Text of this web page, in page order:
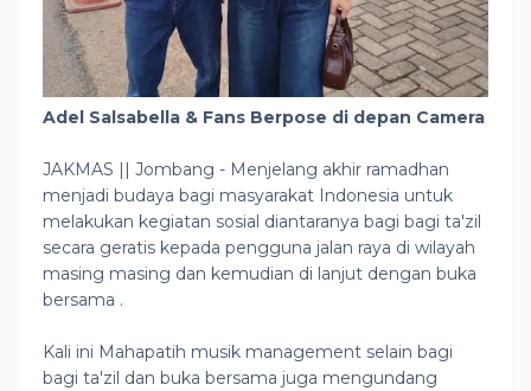
Adel Salsabella & Fans Berpose di depan Camera
JAKMAS || Jombang - Menjelang akhir ramadhan
menjadi budaya bagi masyarakat Indonesia untuk
melakukan kegiatan sosial diantaranya bagi bagi ta'zil
secara geratis kepada pengguna jalan raya di wilayah
masing masing dan kemudian di lanjut dengan buka
bersama .
Kali ini Mahapatih musik management selain bagi
bagi ta'zil dan buka bersama juga mengundang